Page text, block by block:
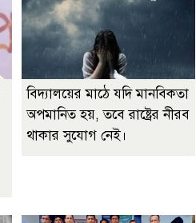
বিদ্যালয়ের মাঠে যদি মানবিকতা
অপমানিত হয়, তবে রাষ্ট্রের নীরব
থাকার সুযোগ নেই।